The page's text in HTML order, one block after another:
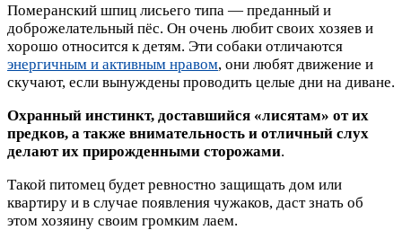
Померанский шпиц лисьего типа — преданный и
доброжелательный пёс. Он очень любит своих хозяев и
хорошо относится к детям. Эти собаки отличаются
энергичным и активным нравом, они любят движение и
скучают, если вынуждены проводить целые дни на диване.
Охранный инстинкт, доставшийся «лисятам» от их
предков, а также внимательность и отличный слух
делают их прирожденными сторожами.
Такой питомец будет ревностно защищать дом или
квартиру и в случае появления чужаков, даст знать об
этом хозяину своим громким лаем.